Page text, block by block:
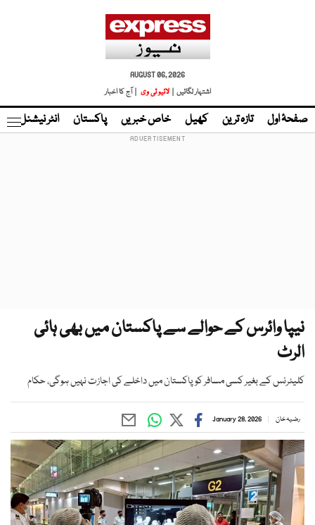
AUGUST 06, 2026
اشتہار لگائیں |
لائیو ٹی وی | آج کا اخبار
صفحۂ اول تازہ ترین کھیل خاص خبریں پاکستان انٹر نیشنل
نیپا وائرس کے حوالے سے پاکستان میں بھی ہائی
الرٹ
کلیئرنس کے بغیر کسی مسافر کو پاکستان میں داخلے کی اجازت نہیں ہوگی، حکام
رضیہ خان January 28, 2026